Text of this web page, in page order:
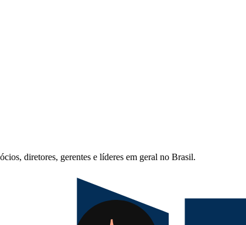
diretores, gerentes e líderes em geral no Brasil.